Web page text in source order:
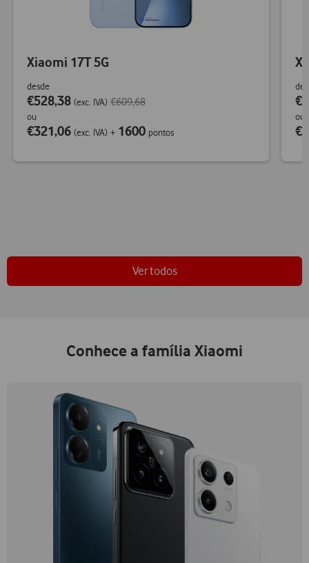
Xiaomi 17T 5G
desde
€528,38 (exc. IVA) €609,68
ou
€321,06 (exc. IVA) + 1600 pontos
ou
Ver todos
Conhece a família Xiaomi